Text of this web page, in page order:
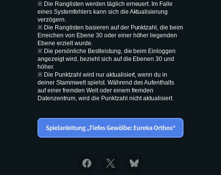
※ Die Ranglisten werden täglich erneuert. Im Falle
eines Systemfehlers kann sich die Aktualisierung
verzögern.
※ Die Ranglisten basieren auf der Punktzahl, die beim
Erreichen von Ebene 30 oder einer höher liegenden
Ebene erzielt wurde.
※ Die persönliche Bestleistung, die beim Einloggen
angezeigt wird, bezieht sich auf die Ebenen 30 und
höher.
※ Die Punktzahl wird nur aktualisiert, wenn du in
deiner Stammwelt spielst. Während des Aufenthalts
auf einer fremden Welt oder einem fremden
Datenzentrum, wird die Punktzahl nicht aktualisiert.